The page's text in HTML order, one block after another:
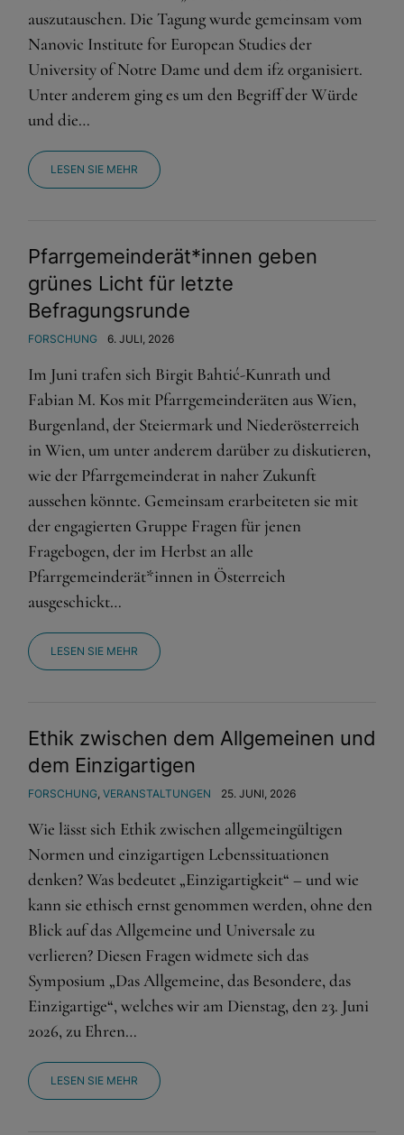
auszutauschen. Die Tagung wurde gemeinsam vom
Nanovic Institute for European Studies der
University of Notre Dame und dem ifz organisiert.
Unter anderem ging es um den Begriff der Würde
und die…
LESEN SIE MEHR
Pfarrgemeinderät*innen geben
grünes Licht für letzte
Befragungsrunde
FORSCHUNG 6. JULI, 2026
Im Juni trafen sich Birgit Bahtić-Kunrath und
Fabian M. Kos mit Pfarrgemeinderäten aus Wien,
Burgenland, der Steiermark und Niederösterreich
in Wien, um unter anderem darüber zu diskutieren,
wie der Pfarrgemeinderat in naher Zukunft
aussehen könnte. Gemeinsam erarbeiteten sie mit
der engagierten Gruppe Fragen für jenen
Fragebogen, der im Herbst an alle
Pfarrgemeinderät*innen in Österreich
ausgeschickt…
LESEN SIE MEHR
Ethik zwischen dem Allgemeinen und
dem Einzigartigen
FORSCHUNG, VERANSTALTUNGEN 25. JUNI, 2026
Wie lässt sich Ethik zwischen allgemeingültigen
Normen und einzigartigen Lebenssituationen
denken? Was bedeutet „Einzigartigkeit“ – und wie
kann sie ethisch ernst genommen werden, ohne den
Blick auf das Allgemeine und Universale zu
verlieren? Diesen Fragen widmete sich das
Symposium „Das Allgemeine, das Besondere, das
Einzigartige“, welches wir am Dienstag, den 23. Juni
2026, zu Ehren…
LESEN SIE MEHR